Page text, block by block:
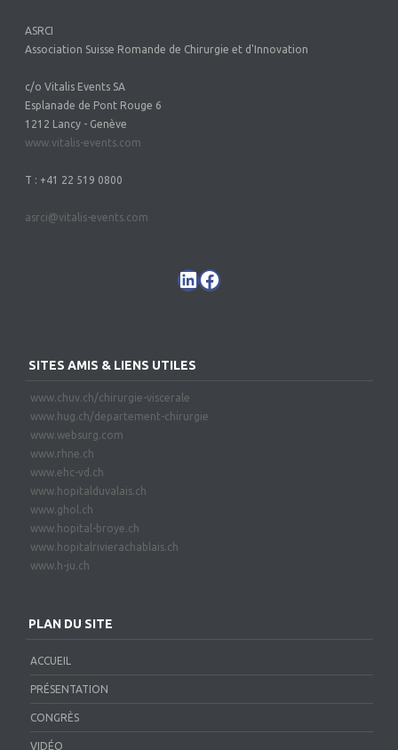
ASRCI
Association Suisse Romande de Chirurgie et d'Innovation
c/o Vitalis Events SA
Esplanade de Pont Rouge 6
1212 Lancy - Genève
www.vitalis-events.com
T : +41 22 519 0800
asrci@vitalis-events.com
SITES AMIS & LIENS UTILES
www.chuv.ch/chirurgie-viscerale
www.hug.ch/departement-chirurgie
www.websurg.com
www.rhne.ch
www.ehc-vd.ch
www.hopitalduvalais.ch
www.ghol.ch
www.hopital-broye.ch
www.hopitalrivierachablais.ch
www.h-ju.ch
PLAN DU SITE
ACCUEIL
PRÉSENTATION
CONGRÈS
VIDÉO